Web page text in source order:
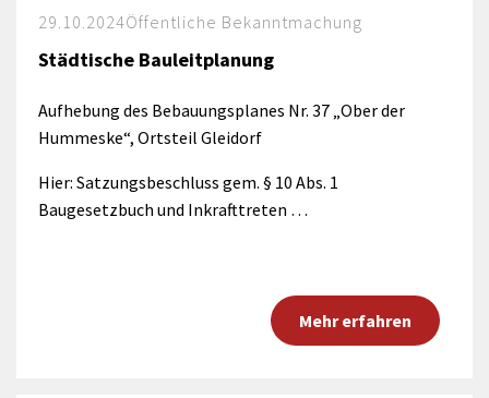
29.10.2024Öffentliche Bekanntmachung
Städtische Bauleitplanung
Aufhebung des Bebauungsplanes Nr. 37 „Ober der
Hummeske“, Ortsteil Gleidorf
Hier: Satzungsbeschluss gem. § 10 Abs. 1
Baugesetzbuch und Inkrafttreten …
Mehr erfahren